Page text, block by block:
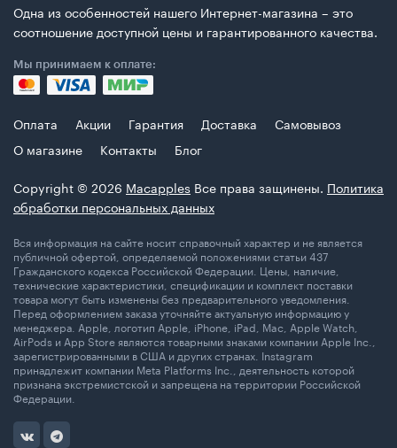
Одна из особенностей нашего Интернет-магазина – это
соотношение доступной цены и гарантированного качества.
Мы принимаем к оплате:
Оплата Акции Гарантия Доставка
Самовывоз
О магазине
Контакты
Блог
Copyright © 2026 Macapples Все права защинены. Политика
обработки персональных данных
Вся информация на сайте носит справочный характер и не является
публичной офертой, определяемой положениями статьи 437
Гражданского кодекса Российской Федерации. Цены, наличие,
технические характеристики, спецификации и комплект поставки
товара могут быть изменены без предварительного уведомления.
Перед оформлением заказа уточняйте актуальную информацию у
менеджера. Apple, логотип Apple, iPhone, iPad, Mac, Apple Watch,
AirPods и App Store являются товарными знаками компании Apple Inc.,
зарегистрированными в США и других странах. Instagram
принадлежит компании Meta Platforms Inc., деятельность которой
признана экстремистской и запрещена на территории Российской
Федерации.